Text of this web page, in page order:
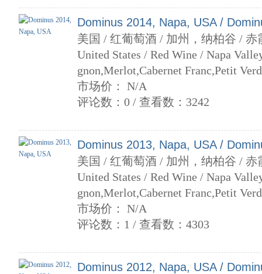
Dominus 2014, Napa, USA /
美国 / 红葡萄酒 / 加州，纳柏谷 /
United States / Red Wine / Napa
gnon,Merlot,Cabernet Franc,Petit
市场价： N/A
评论数：0 / 查看数：3242
Dominus 2013, Napa, USA /
美国 / 红葡萄酒 / 加州，纳柏谷 /
United States / Red Wine / Napa
gnon,Merlot,Cabernet Franc,Petit
市场价： N/A
评论数：1 / 查看数：4303
Dominus 2012, Napa, USA /